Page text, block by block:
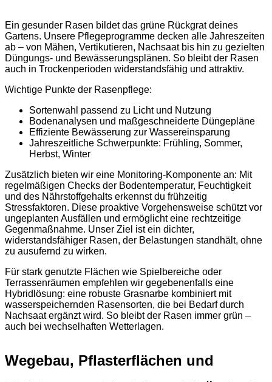
Ein gesunder Rasen bildet das grüne Rückgrat deines
Gartens. Unsere Pflegeprogramme decken alle Jahreszeiten
ab – von Mähen, Vertikutieren, Nachsaat bis hin zu gezielten
Düngungs- und Bewässerungsplänen. So bleibt der Rasen
auch in Trockenperioden widerstandsfähig und attraktiv.
Wichtige Punkte der Rasenpflege:
Sortenwahl passend zu Licht und Nutzung
Bodenanalysen und maßgeschneiderte Düngepläne
Effiziente Bewässerung zur Wassereinsparung
Jahreszeitliche Schwerpunkte: Frühling, Sommer,
Herbst, Winter
Zusätzlich bieten wir eine Monitoring-Komponente an: Mit
regelmäßigen Checks der Bodentemperatur, Feuchtigkeit
und des Nährstoffgehalts erkennst du frühzeitig
Stressfaktoren. Diese proaktive Vorgehensweise schützt vor
ungeplanten Ausfällen und ermöglicht eine rechtzeitige
Gegenmaßnahme. Unser Ziel ist ein dichter,
widerstandsfähiger Rasen, der Belastungen standhält, ohne
zu ausufernd zu wirken.
Für stark genutzte Flächen wie Spielbereiche oder
Terrassenräumen empfehlen wir gegebenenfalls eine
Hybridlösung: eine robuste Grasnarbe kombiniert mit
wasserspeichernden Rasensorten, die bei Bedarf durch
Nachsaat ergänzt wird. So bleibt der Rasen immer grün –
auch bei wechselhaften Wetterlagen.
Wegebau, Pflasterflächen und